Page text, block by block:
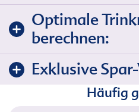
Optimale
berechnen:
Exklusive
Häufig